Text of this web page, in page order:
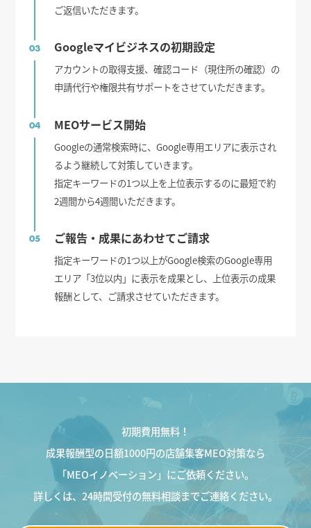
ご返信いただきます。
03 Googleマイビジネスの初期設定
アカウントの取得支援、確認コード（現住所の確認）の
申請代行や権限共有サポートをさせていただきます。
04 MEOサービス開始
Googleの通常検索時に、Google専用エリアに表示され
るよう継続して対策していきます。
指定キーワードの1つ以上を上位表示するのに最短で約
2週間から4週間いただきます。
05 ご報告・成果にあわせてご請求
指定キーワードの1つ以上がGoogle検索のGoogle専用
エリア「3位以内」に表示を成果とし、上位表示の成果
報酬として、ご請求させていただきます。
初期費用無料！
成果報酬型の日額1000円の店舗集客MEO対策なら
「MEOイノベーション」にご依頼ください。
詳しくは、24時間受付の無料相談までご連絡ください。